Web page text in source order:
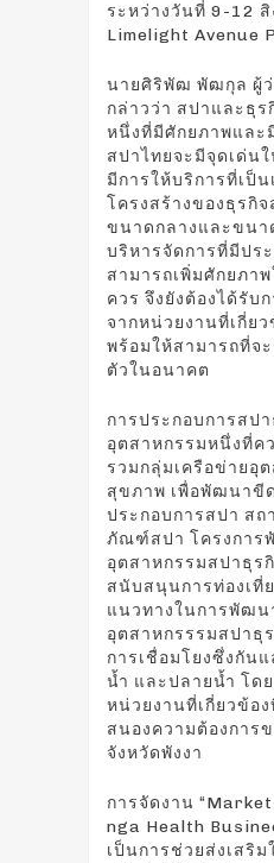
ระหว่างวันที่ 9-12
Limelight Avenue
นายศิริพัฒ พัฒกุล ผู้ว่
กล่าวว่า สปาและธุร
หนึ่งที่มีศักยภาพและ
สปาไทยจะมีจุดเด่น
มีการให้บริการที่เป็
โครงสร้างของธุรกิ
ขนาดกลางและขนา
บริหารจัดการที่มีปร
สามารถเพิ่มศักยภา
ควร จึงยังต้องได้รับ
จากหน่วยงานที่เกี่ย
พร้อมให้สามารถที่จ
ตัวในอนาคต
การประกอบการสป
อุตสาหกรรมหนึ่งที่ค
รวมกลุ่มเครือข่ายอุ
สุขภาพ เพื่อพัฒนาขี
ประกอบการสปา ส
ภัณฑ์สปา โครงการ
อุตสาหกรรมสปาธุร
สนับสนุนการท่องเที่
แนวทางในการพัฒน
อุตสาหกรรรมสปาธุ
การเชื่อมโยงซึ่งกัน
น้ำ และปลายน้ำ โด
หน่วยงานที่เกี่ยวข้อ
สนองความต้องการ
จังหวัดพังงา
การจัดงาน
nga Health
เป็นการช่วยส่งเสริม